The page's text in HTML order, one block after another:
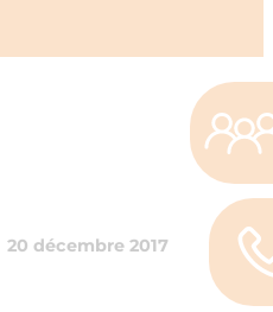
20 décembre 2017